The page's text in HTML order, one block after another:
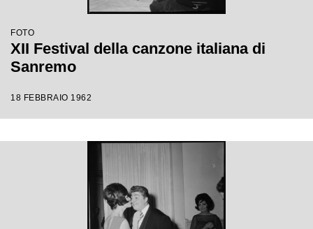
FOTO
XII Festival della canzone italiana di
Sanremo
18 FEBBRAIO 1962